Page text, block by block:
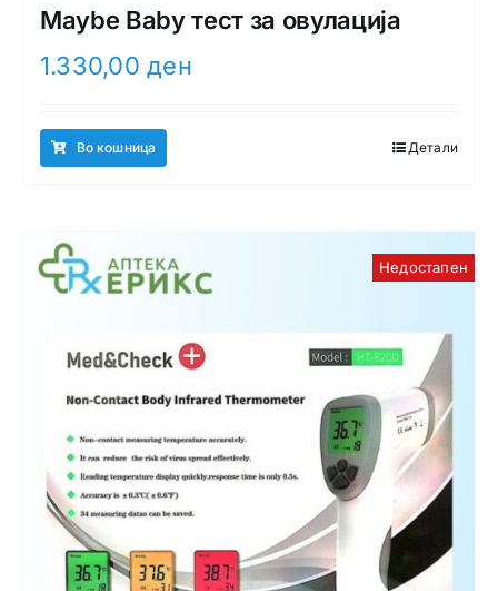
Maybe Baby тест за овулација
1.330,00ден
Во кошница Детали
Недостапен